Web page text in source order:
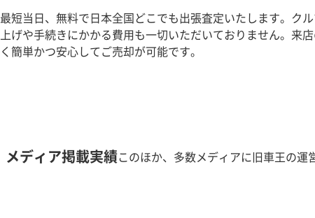
最短当日、無料で日本全国どこでも出張査定いたします。ク
上げや手続きにかかる費用も一切いただいておりません。来
く簡単かつ安心してご売却が可能です。
メディア掲載実績このほか、多数メディアに旧車王の運